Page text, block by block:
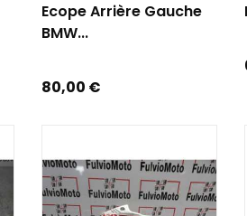
Ecope Arrière Gauche
BMW...
Prix
80,00 €